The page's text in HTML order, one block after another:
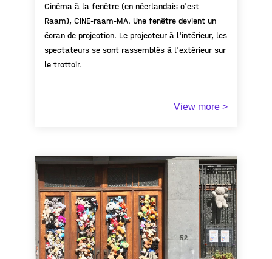
find a way, is always alive and that we cannot
control her.
To our delight the mural has been chosen to
feature in this years Lacuna Festival in
Lanzarote with the theme ‘Clash’. The work will
and grateful to encounter. The entire concept of
this street art project is inspiring, alongside the
inspiring people who donate their private space
for a community based and social project. I’d like
to thank Otto for donating his wall and for him
to trust us.” (Text by Diva Keith)
Cinéma à la fenêtre (en néerlandais c'est
Raam), CINE-raam-MA. Une fenêtre devient un
écran de projection. Le projecteur à l'intérieur, les
spectateurs se sont rassemblés à l'extérieur sur
le trottoir.
View more >